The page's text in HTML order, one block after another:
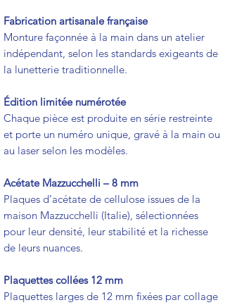
Fabrication artisanale française
Monture façonnée à la main dans un atelier
indépendant, selon les standards exigeants de
la lunetterie traditionnelle.
Édition limitée numérotée
Chaque pièce est produite en série restreinte
et porte un numéro unique, gravé à la main ou
au laser selon les modèles.
Acétate Mazzucchelli – 8 mm
Plaques d’acétate de cellulose issues de la
maison Mazzucchelli (Italie), sélectionnées
pour leur densité, leur stabilité et la richesse
de leurs nuances.
Plaquettes collées 12 mm
Plaquettes larges de 12 mm fixées par collage